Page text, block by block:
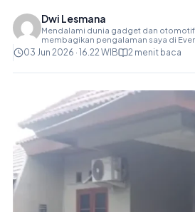
Dwi Lesmana
Mendalami dunia gadget dan otomotif
membagikan pengalaman saya di
03 Jun 2026 · 16.22 WIB 2 menit baca